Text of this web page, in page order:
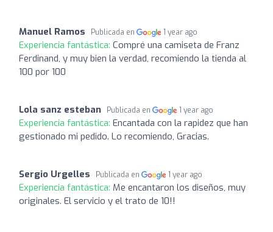
Manuel Ramos Publicada en 1 year ago
Experiencia fantástica: Compré una camiseta de Franz
Ferdinand, y muy bien la verdad, recomiendo la tienda al
100 por 100
Lola sanz esteban Publicada en 1 year ago
Experiencia fantástica: Encantada con la rapidez que han
gestionado mi pedido. Lo recomiendo, Gracias.
Sergio Urgelles Publicada en 1 year ago
Experiencia fantástica: Me encantaron los diseños, muy
originales. El servicio y el trato de 10!!